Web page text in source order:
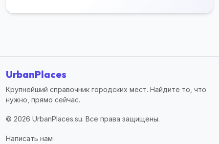
UrbanPlaces
Крупнейший справочник городских мест. Найдите то, что
нужно, прямо сейчас.
© 2026 UrbanPlaces.su. Все права защищены.
Написать нам